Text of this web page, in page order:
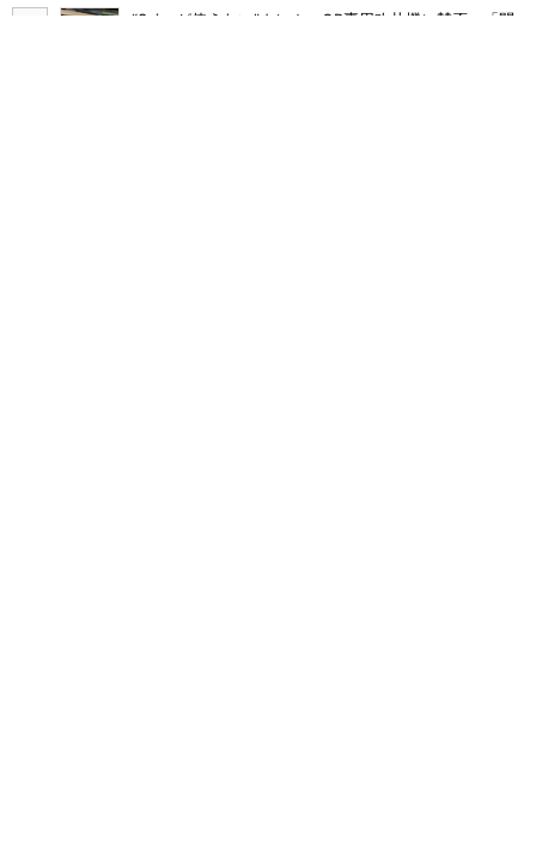
“Suicaが使えない”クレカ・QR専用改札機に賛否 「問